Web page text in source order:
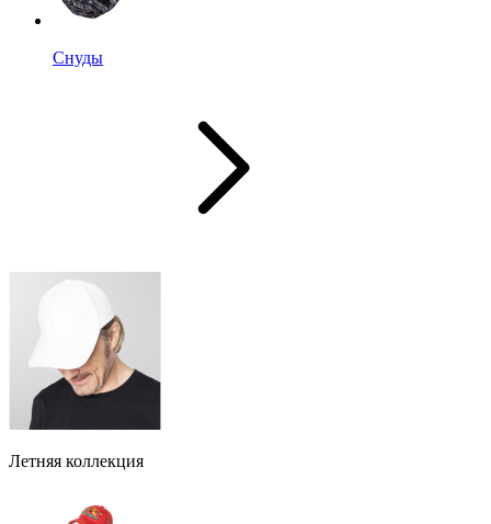
Снуды
Летняя коллекция